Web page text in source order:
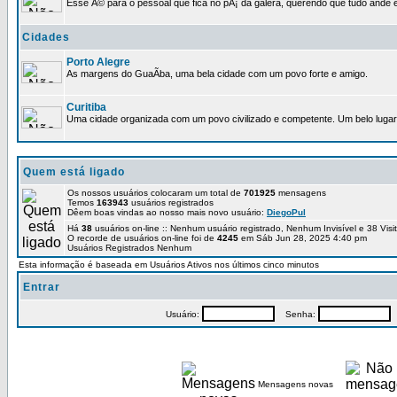
Esse Ã© para o pessoal que fica no pÃ¡ da galera, querendo que tudo ande
Cidades
Porto Alegre
As margens do GuaÃ­ba, uma bela cidade com um povo forte e amigo.
Curitiba
Uma cidade organizada com um povo civilizado e competente. Um belo
Quem está ligado
Os nossos usuários colocaram um total de 701925 mensagens
Temos 163943 usuários registrados
Dêem boas vindas ao nosso mais novo usuário: DiegoPul
Há 38 usuários on-line :: Nenhum usuário registrado, Nenhum Invisível e 38
O recorde de usuários on-line foi de 4245 em Sáb Jun 28, 2025 4:40 pm
Usuários Registrados Nenhum
Esta informação é baseada em Usuários Ativos nos últimos cinco minutos
Entrar
Usuário: Senha:
Mensagens novas